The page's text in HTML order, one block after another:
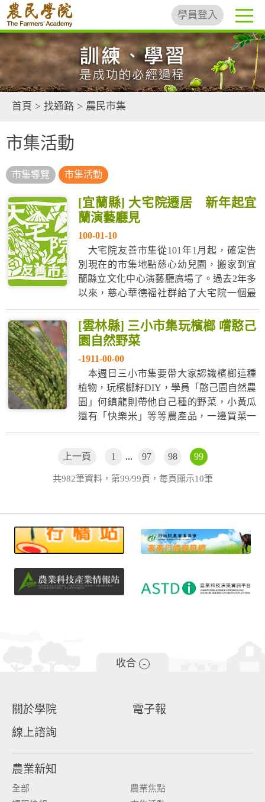
學員登入
首頁 > 找通路 > 農民市集
市集活動
市集導覽 市集活動
[宜蘭縣] 大宅院遷居 新年起宜
蘭演藝廳見
100-01-10
大宅院友善市集從101年1月起，確定告
別現在的市集地點慈心幼兒園，搬家到宜
蘭縣立文化中心演藝廳廣場了。過去2年多
以來，慈心華德福社群給了大宅院一個最
溫暖、最穩固的家，讓大宅院得以成長、
茁...
[雲林縣] 三小市集玩檳榔 嚐憨己
園自然野菜
-1911-00-00
本週日三小市集要帶大家認識檳榔這種
植物，玩檳榔籽DIY，學員「憨己園自然農
園」何鎮龍則帶他自己種的野菜，小黃瓜
還有「快樂米」等等農產品，一邊買菜一
邊可以玩活動，這可是逛農民市集才有的
上一頁
1 ... 97 98 99
共982筆資料，第99/99頁，每頁顯示10筆
收合 -
關於學院
電子報
線上諮詢
農業新知
全部
農業焦點